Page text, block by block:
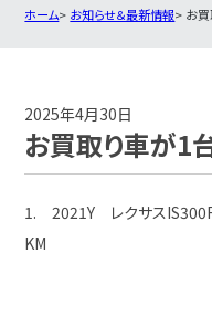
スポーツカー買取実績
ホーム お知らせ＆最新情報 お買
2025年4月30日
お買取り車が1
1. 2021Y レクサス
KM